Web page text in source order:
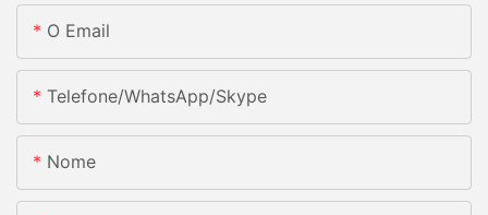
O Email
Telefone/whatsApp/skype
Nome